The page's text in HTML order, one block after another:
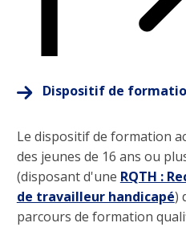
Dispositif de
Le dispositif de formation
des jeunes de 16 ans ou
(disposant d'une RQTH :
de travailleur handicapé)
parcours de formation